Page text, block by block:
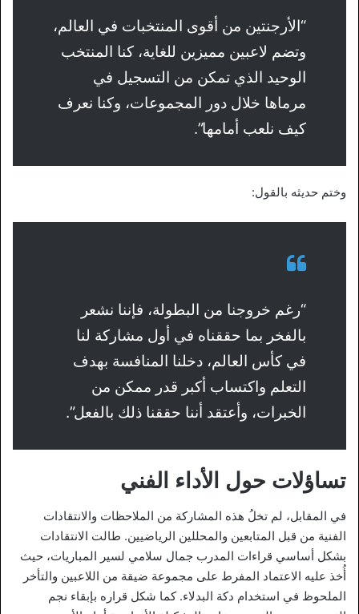
“الأرجنتين من أقوى المنتخبات في العالم،
وتضم لاعبين مميزين للغاية، كنا المنتخب
الوحيد الذي تمكن من التسجيل في
مرماها خلال دور المجموعات، وكنا نعرف
كيف نلعب أمامها”.
وختم حديثه بالقول:
“رغم خروجنا من البطولة، فإننا نشعر
بالفخر بما حققناه في أول مشاركة لنا
في كأس العالم، دخلنا المنافسة بهدف
التعلم واكتساب أكبر قدر ممكن من
الخبرات، وأعتقد أننا حققنا ذلك بالفعل”.
تساؤلات حول الأداء الفني
في المقابل، لم تخلُ هذه المشاركة من الملاحظات والانتقادات
الفنية من قبل المتابعين والمحللين الرياضيين. طالت الانتقادات
بشكل أساسي قراءات المدرب جمال سلامي لسير المباريات، حيث
أُخذ عليه الاعتماد المفرط على مجموعة ضيقة من اللاعبين والتأخر
الملحوظ في استخدام دكة البدلاء. كما شكل قراره بإبقاء نجم